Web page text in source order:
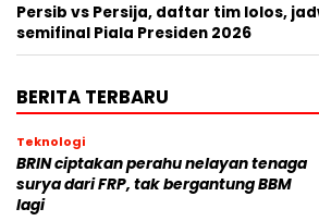
Persib vs Persija, daftar tim lolos,
semifinal Piala Presiden 2026
BERITA TERBARU
Teknologi
BRIN ciptakan perahu nelayan tenaga
surya dari FRP, tak bergantung BBM
lagi